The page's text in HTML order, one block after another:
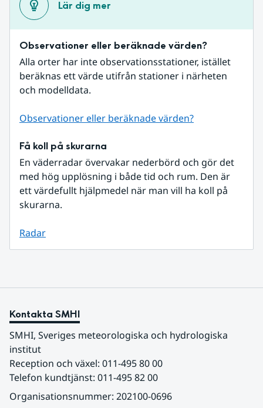
Lär dig mer
Observationer eller beräknade värden?
Alla orter har inte observationsstationer, istället
beräknas ett värde utifrån stationer i närheten
och modelldata.
Observationer eller beräknade värden?
Få koll på skurarna
En väderradar övervakar nederbörd och gör det
med hög upplösning i både tid och rum. Den är
ett värdefullt hjälpmedel när man vill ha koll på
skurarna.
Radar
Kontakta SMHI
SMHI, Sveriges meteorologiska och hydrologiska
institut
Reception och växel: 011-495 80 00
Telefon kundtjänst: 011-495 82 00
Organisationsnummer: 202100-0696